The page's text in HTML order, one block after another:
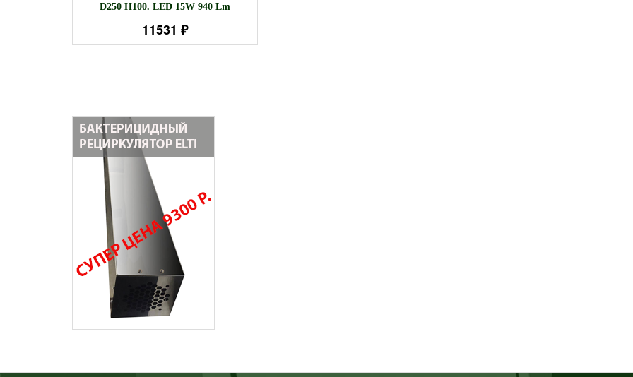
D250 H100. LED 15W 940 Lm
11531 ₽